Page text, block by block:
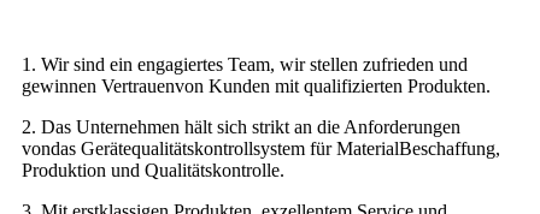
1. Wir sind ein engagiertes Team, wir stellen zufrieden und
gewinnen Vertrauenvon Kunden mit qualifizierten Produkten.
2. Das Unternehmen hält sich strikt an die Anforderungen
vondas Gerätequalitätskontrollsystem für MaterialBeschaffung,
Produktion und Qualitätskontrolle.